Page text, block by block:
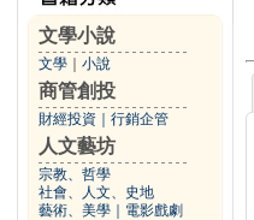
文學小說
文學 小說
商管創投
財經投資 行銷企管
人文藝坊
宗教、哲學
社會、人文、史地
藝術、美學
電影戲劇